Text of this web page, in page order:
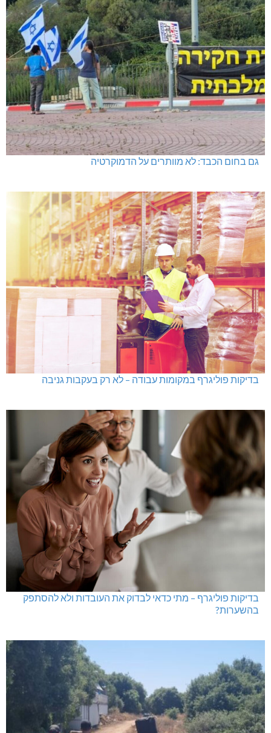
גם בחום הכבד: לא מוותרים על הדמוקרטיה
בדיקות פוליגרף במקומות עבודה – לא רק בעקבות גניבה
בדיקות פוליגרף – מתי כדאי לבדוק את העובדות ולא להסתפק
בהשערות?